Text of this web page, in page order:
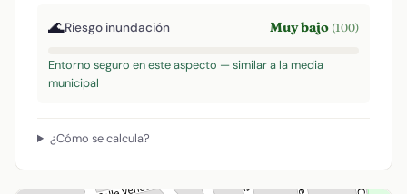
🌊Riesgo inundación Muy bajo (100)
Entorno seguro en este aspecto — similar a la media
municipal
¿Cómo se calcula?